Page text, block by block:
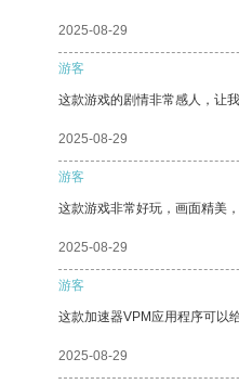
2025-08-29
游客
这款游戏的剧情非常感人，让
2025-08-29
游客
这款游戏非常好玩，画面精美
2025-08-29
游客
这款加速器VPM应用程序可以
2025-08-29